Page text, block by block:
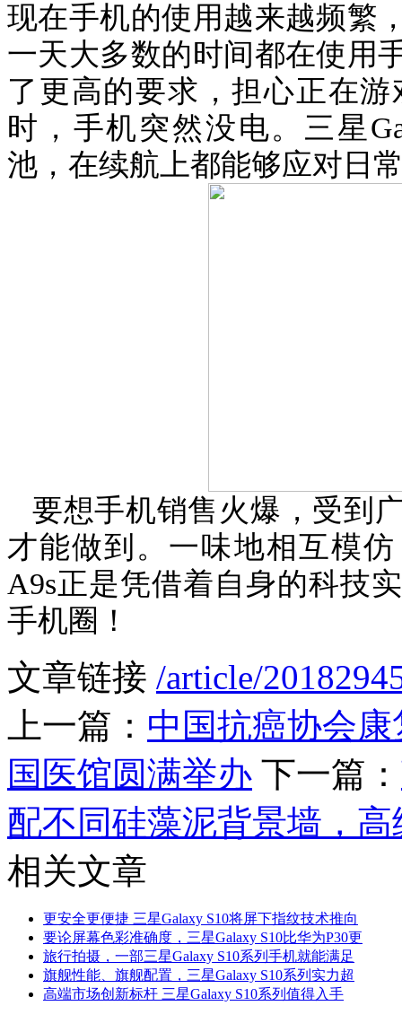
现在手机的使用越来越频繁
一天大多数的时间都在使用
了更高的要求，担心正在
时，手机突然没电。三星
池，在续航上都能够应对日
要想手机销售火爆，受到
才能做到。一味地相互模
A9s正是凭借着自身的科技
手机圈！
文章链接 /article/
上一篇： 中国抗癌协会
国医馆圆满举办 下一篇：
配不同硅藻泥背景墙，
相关文章
更安全更便捷 三星Galaxy S10将屏下指纹技术推向
要论屏幕色彩准确度，三星Galaxy S10比华为P30更
旅行拍摄，一部三星Galaxy S10系列手机就能满足
旗舰性能、旗舰配置，三星Galaxy S10系列实力超
高端市场创新标杆 三星Galaxy S10系列值得入手